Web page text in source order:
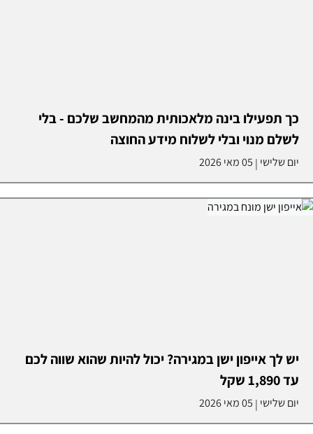
כך תפעילו בינה מלאכותית מהמחשב שלכם - בלי
לשלם מנוי ובלי לשלוח מידע החוצה
יום שלישי | 05 מאי 2026
יש לך אייפון ישן במגירה? יכול להיות שהוא שווה לכם
עד 1,890 שקל
יום שלישי | 05 מאי 2026